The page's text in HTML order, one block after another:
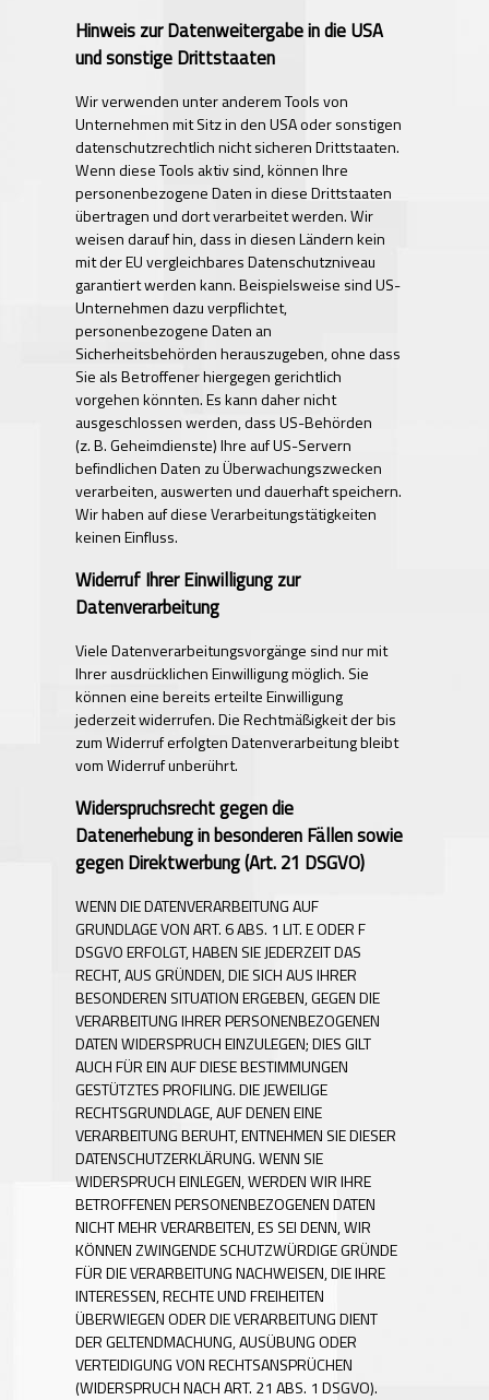
Hinweis zur Datenweitergabe in die USA
und sonstige Drittstaaten
Wir verwenden unter anderem Tools von
Unternehmen mit Sitz in den USA oder sonstigen
datenschutzrechtlich nicht sicheren Drittstaaten.
Wenn diese Tools aktiv sind, können Ihre
personenbezogene Daten in diese Drittstaaten
übertragen und dort verarbeitet werden. Wir
weisen darauf hin, dass in diesen Ländern kein
mit der EU vergleichbares Datenschutzniveau
garantiert werden kann. Beispielsweise sind US-
Unternehmen dazu verpflichtet,
personenbezogene Daten an
Sicherheitsbehörden herauszugeben, ohne dass
Sie als Betroffener hiergegen gerichtlich
vorgehen könnten. Es kann daher nicht
ausgeschlossen werden, dass US-Behörden
(z. B. Geheimdienste) Ihre auf US-Servern
befindlichen Daten zu Überwachungszwecken
verarbeiten, auswerten und dauerhaft speichern.
Wir haben auf diese Verarbeitungstätigkeiten
keinen Einfluss.
Widerruf Ihrer Einwilligung zur
Datenverarbeitung
Viele Datenverarbeitungsvorgänge sind nur mit
Ihrer ausdrücklichen Einwilligung möglich. Sie
können eine bereits erteilte Einwilligung
jederzeit widerrufen. Die Rechtmäßigkeit der bis
zum Widerruf erfolgten Datenverarbeitung bleibt
vom Widerruf unberührt.
Widerspruchsrecht gegen die
Datenerhebung in besonderen Fällen sowie
gegen Direktwerbung (Art. 21 DSGVO)
WENN DIE DATENVERARBEITUNG AUF
GRUNDLAGE VON ART. 6 ABS. 1 LIT. E ODER F
DSGVO ERFOLGT, HABEN SIE JEDERZEIT DAS
RECHT, AUS GRÜNDEN, DIE SICH AUS IHRER
BESONDEREN SITUATION ERGEBEN, GEGEN DIE
VERARBEITUNG IHRER PERSONENBEZOGENEN
DATEN WIDERSPRUCH EINZULEGEN; DIES GILT
AUCH FÜR EIN AUF DIESE BESTIMMUNGEN
GESTÜTZTES PROFILING. DIE JEWEILIGE
RECHTSGRUNDLAGE, AUF DENEN EINE
VERARBEITUNG BERUHT, ENTNEHMEN SIE DIESER
DATENSCHUTZERKLÄRUNG. WENN SIE
WIDERSPRUCH EINLEGEN, WERDEN WIR IHRE
BETROFFENEN PERSONENBEZOGENEN DATEN
NICHT MEHR VERARBEITEN, ES SEI DENN, WIR
KÖNNEN ZWINGENDE SCHUTZWÜRDIGE GRÜNDE
FÜR DIE VERARBEITUNG NACHWEISEN, DIE IHRE
INTERESSEN, RECHTE UND FREIHEITEN
ÜBERWIEGEN ODER DIE VERARBEITUNG DIENT
DER GELTENDMACHUNG, AUSÜBUNG ODER
VERTEIDIGUNG VON RECHTSANSPRÜCHEN
(WIDERSPRUCH NACH ART. 21 ABS. 1 DSGVO).